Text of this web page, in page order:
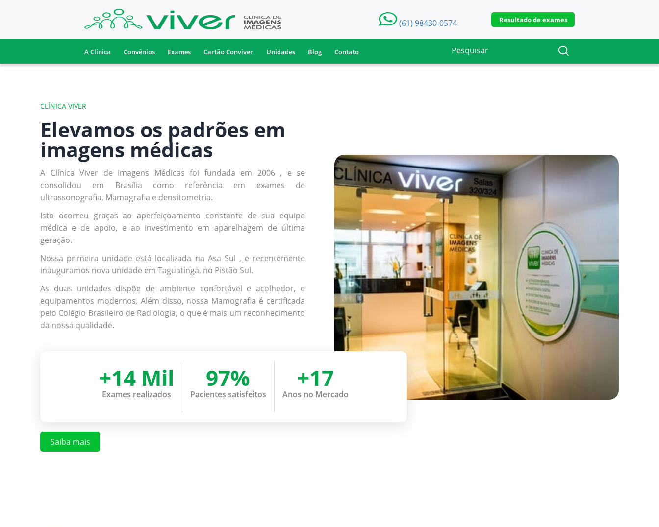
(61) 98430-0574 Resultado de exames
A Clínica Convênios Exames Cartão Conviver Unidades Blog Contato
CLÍNICA VIVER
Elevamos os padrões em
imagens médicas
A Clínica Viver de Imagens Médicas foi fundada em 2006 , e se
consolidou em Brasília como referência em exames de
ultrassonografia, Mamografia e densitometria.
Isto ocorreu graças ao aperfeiçoamento constante de sua equipe
médica e de apoio, e ao investimento em aparelhagem de última
geração.
Nossa primeira unidade está localizada na Asa Sul , e recentemente
inauguramos nova unidade em Taguatinga, no Pistão Sul.
As duas unidades dispõe de ambiente confortável e acolhedor, e
equipamentos modernos. Além disso, nossa Mamografia é certificada
pelo Colégio Brasileiro de Radiologia, o que é mais um reconhecimento
da nossa qualidade.
+14 Mil
Exames realizados
97%
Pacientes satisfeitos
+17
Anos no Mercado
Saiba mais